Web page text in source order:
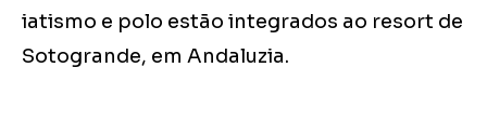
iatismo e polo estão integrados ao resort de
Sotogrande, em Andaluzia.